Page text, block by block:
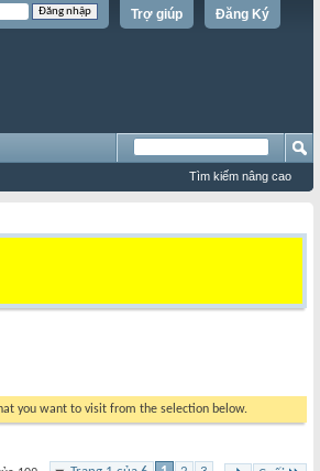
Đăng Ký
Trợ giúp
Tìm kiếm nâng cao
you want to visit from the selection below.